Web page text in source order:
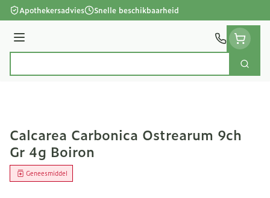
Ga naar de inhoud
Apothekersadvies Snelle beschikbaarheid
Menu
Zoek
Calcarea Carbonica Ostrearum 9ch
Gr 4g Boiron
Geneesmiddel